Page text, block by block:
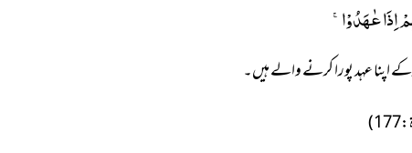
اِذَا عٰهَدُوْاۚ-
اپنا عہد پورا کرنے والے ہیں۔